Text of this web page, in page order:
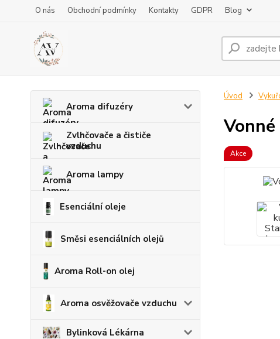
O nás Obchodní podmínky Kontakty GDPR Blog
Aroma difuzéry
Zvlhčovače a čističe
vzduchu
Aroma lampy
Esenciální oleje
Směsi esenciálních olejů
Aroma Roll-on olej
Aroma osvěžovače vzduchu
Bylinková Lékárna
Úvod
Akce